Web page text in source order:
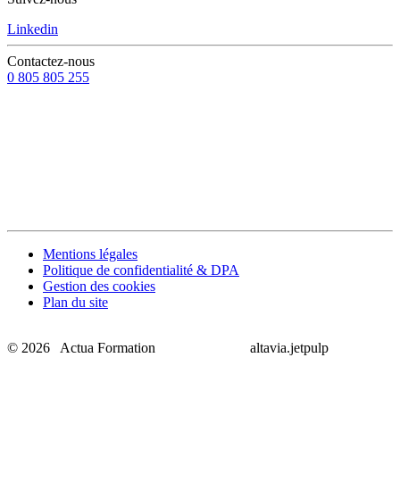
Linkedin
Contactez-nous
0 805 805 255
Mentions légales
Politique de confidentialité & DPA
Gestion des cookies
Plan du site
© 2026 Actua Formation altavia.jetpulp